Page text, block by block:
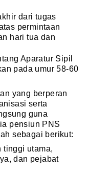
dari tugas
permintaan
hari tua dan
Aparatur Sipil
pada umur 58-60
yang berperan
serta
guna
pensiun PNS
sebagai berikut:
tinggi utama,
dan pejabat